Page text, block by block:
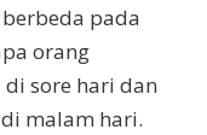
pada
orang
sore hari dan
malam hari.